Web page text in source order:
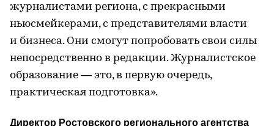
журналистами региона, с прекрасными
ньюсмейкерами, с представителями власти
и бизнеса. Они смогут попробовать свои силы
непосредственно в редакции. Журналистское
образование — это, в первую очередь,
практическая подготовка».
Директор Ростовского регионального агентства